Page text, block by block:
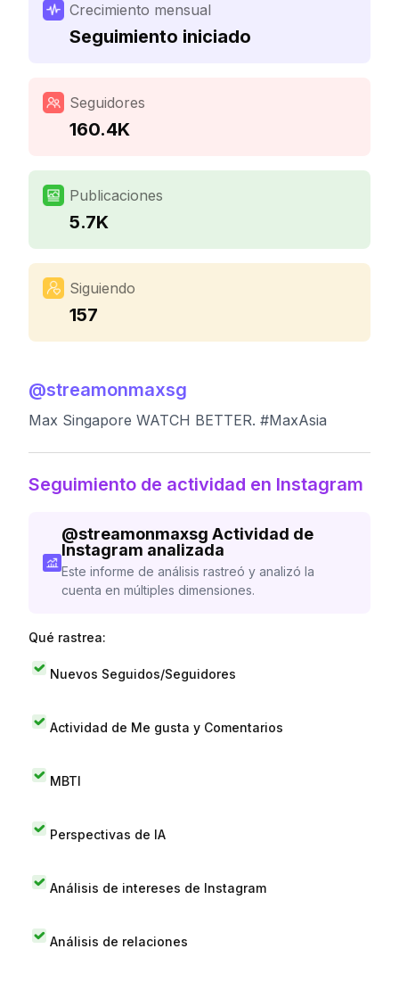
Crecimiento mensual
Seguimiento iniciado
Seguidores
160.4K
Publicaciones
5.7K
Siguiendo
157
@streamonmaxsg
Max Singapore WATCH BETTER. #MaxAsia
Seguimiento de actividad en Instagram
@streamonmaxsg Actividad de
Instagram analizada
Este informe de análisis rastreó y analizó la
cuenta en múltiples dimensiones.
Qué rastrea:
Nuevos Seguidos/Seguidores
Actividad de Me gusta y Comentarios
MBTI
Perspectivas de IA
Análisis de intereses de Instagram
Análisis de relaciones